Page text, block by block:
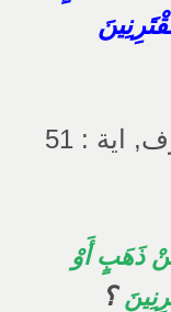
(سورة : 43 - سورة الزخرف, اية : 51
ذَهَبٍ أَوْ
؟